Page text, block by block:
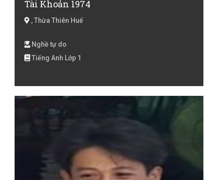
Tài Khoản 1974
, Thừa Thiên Huế
Nghề tự do
Tiếng Anh Lớp 1